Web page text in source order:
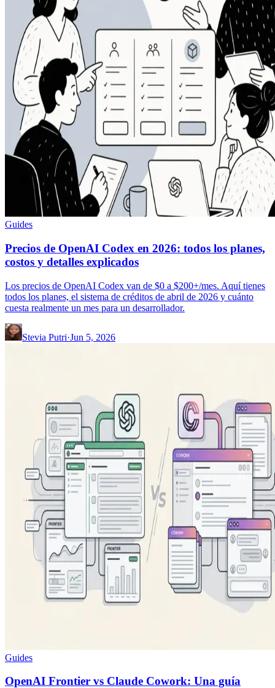
Guides
Precios de OpenAI Codex en 2026: todos los planes,
costos y detalles explicados
Los precios de OpenAI Codex van de $0 a $200+/mes. Aquí tienes
todos los planes, el sistema de créditos de abril de 2026 y cuánto
cuesta realmente un mes para un desarrollador.
Stevia Putri·Jun 5, 2026
Guides
OpenAI Frontier vs Claude Cowork: Una guía